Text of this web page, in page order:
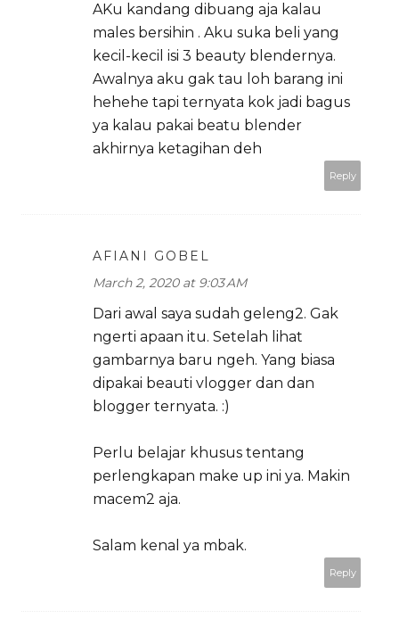
AKu kandang dibuang aja kalau
males bersihin . Aku suka beli yang
kecil-kecil isi 3 beauty blendernya.
Awalnya aku gak tau loh barang ini
hehehe tapi ternyata kok jadi bagus
ya kalau pakai beatu blender
akhirnya ketagihan deh
Reply
AFIANI GOBEL
March 2, 2020 at 9:03 AM
Dari awal saya sudah geleng2. Gak
ngerti apaan itu. Setelah lihat
gambarnya baru ngeh. Yang biasa
dipakai beauti vlogger dan dan
blogger ternyata. :)
Perlu belajar khusus tentang
perlengkapan make up ini ya. Makin
macem2 aja.
Salam kenal ya mbak.
Reply